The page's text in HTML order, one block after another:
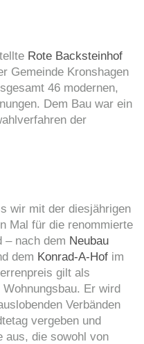
Rote Backsteinhof
Gemeinde Kronshagen
46 modernen,
Dem Bau war ein
der
wir mit der diesjährigen
Mal für die renommierte
– nach dem Neubau
dem Konrad-A-Hof im
gilt als
Er wird
Verbänden
vergeben und
aus, die sowohl von